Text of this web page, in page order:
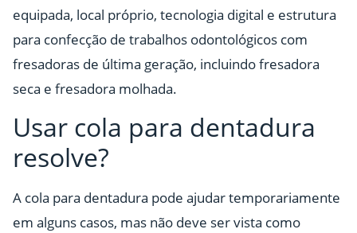
equipada, local próprio, tecnologia digital e estrutura
para confecção de trabalhos odontológicos com
fresadoras de última geração, incluindo fresadora
seca e fresadora molhada.
Usar cola para dentadura
resolve?
A cola para dentadura pode ajudar temporariamente
em alguns casos, mas não deve ser vista como